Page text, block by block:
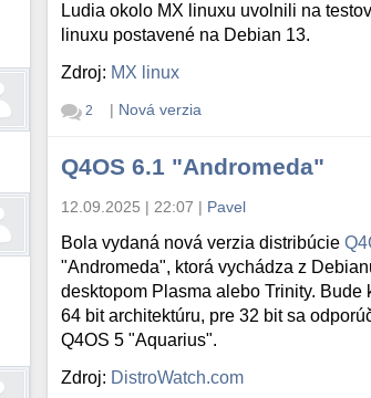
Ludia okolo MX linuxu uvolnili na
linuxu postavené na Debian 13.
Zdroj: MX linux
2 | Nová verzia
Q4OS 6.1 "Andromeda"
12.09.2025 | 22:07 | Pavel
Bola vydaná nová verzia distribúcie
"Andromeda", ktorá vychádza z
desktopom Plasma alebo Trinity. Bude
64 bit architektúru, pre 32 bit sa
Q4OS 5 "Aquarius".
Zdroj: DistroWatch.com